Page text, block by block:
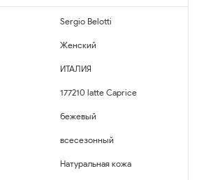
Sergio Belotti
Женский
ИТАЛИЯ
177210 latte Caprice
бежевый
всесезонный
Натуральная кожа